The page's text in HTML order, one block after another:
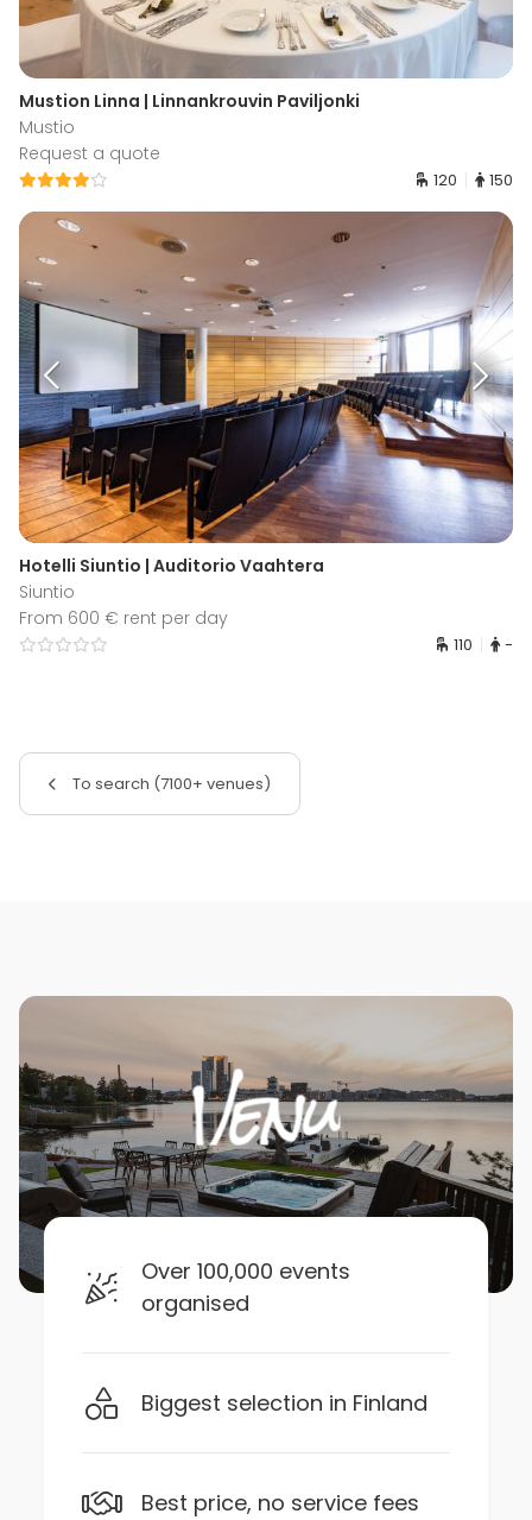
Mustion Linna | Linnankrouvin Paviljonki
Mustio
Request a quote
120 150
Hotelli Siuntio | Auditorio Vaahtera
Siuntio
From 600 € rent per day
110 -
To search (7100+ venues)
Over 100,000 events
organised
Biggest selection in Finland
Best price, no service fees